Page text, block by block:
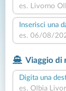
Inserisci una
Viaggio di
Digita una